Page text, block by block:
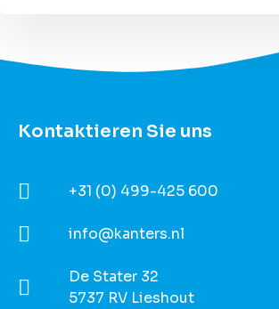
Kontaktieren Sie uns
+31 (0) 499-425 600
info@kanters.nl
De Stater 32
5737 RV Lieshout